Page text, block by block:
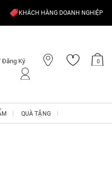
KHÁCH HÀNG DOANH NGHIỆP
Đăng Ký 0
QUÀ TẶNG